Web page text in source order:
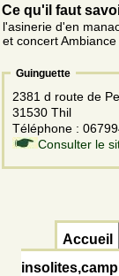
Ce qu'il faut
l'asinerie d'en
et concert
Guinguette
2381 d route de
31530 Thil
Téléphone :
Consulter le
Accueil